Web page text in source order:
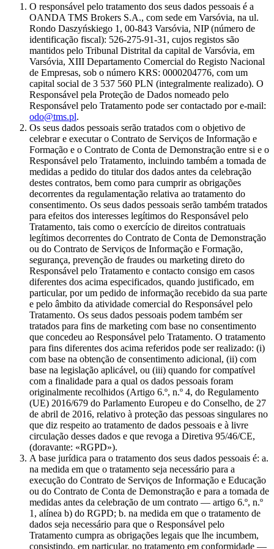
O responsável pelo tratamento dos seus dados pessoais é a
OANDA TMS Brokers S.A., com sede em Varsóvia, na ul.
Rondo Daszyńskiego 1, 00-843 Varsóvia, NIP (número de
identificação fiscal): 526-275-91-31, cujos registos são
mantidos pelo Tribunal Distrital da capital de Varsóvia, em
Varsóvia, XIII Departamento Comercial do Registo Nacional
de Empresas, sob o número KRS: 0000204776, com um
capital social de 3 537 560 PLN (integralmente realizado). O
Responsável pela Proteção de Dados nomeado pelo
Responsável pelo Tratamento pode ser contactado por e-mail:
odo@tms.pl.
Os seus dados pessoais serão tratados com o objetivo de
celebrar e executar o Contrato de Serviços de Informação e
Formação e o Contrato de Conta de Demonstração entre si e o
Responsável pelo Tratamento, incluindo também a tomada de
medidas a pedido do titular dos dados antes da celebração
destes contratos, bem como para cumprir as obrigações
decorrentes da regulamentação relativa ao tratamento do
consentimento. Os seus dados pessoais serão também tratados
para efeitos dos interesses legítimos do Responsável pelo
Tratamento, tais como o exercício de direitos contratuais
legítimos decorrentes do Contrato de Conta de Demonstração
ou do Contrato de Serviços de Informação e Formação,
segurança, prevenção de fraudes ou marketing direto do
Responsável pelo Tratamento e contacto consigo em casos
diferentes dos acima especificados, quando justificado, em
particular, por um pedido de informação recebido da sua parte
e pelo âmbito da atividade comercial do Responsável pelo
Tratamento. Os seus dados pessoais podem também ser
tratados para fins de marketing com base no consentimento
que concedeu ao Responsável pelo Tratamento. O tratamento
para fins diferentes dos acima referidos pode ser realizado: (i)
com base na obtenção de consentimento adicional, (ii) com
base na legislação aplicável, ou (iii) quando for compatível
com a finalidade para a qual os dados pessoais foram
originalmente recolhidos (Artigo 6.º, n.º 4, do Regulamento
(UE) 2016/679 do Parlamento Europeu e do Conselho, de 27
de abril de 2016, relativo à proteção das pessoas singulares no
que diz respeito ao tratamento de dados pessoais e à livre
circulação desses dados e que revoga a Diretiva 95/46/CE,
(doravante: «RGPD»).
A base jurídica para o tratamento dos seus dados pessoais é: a.
na medida em que o tratamento seja necessário para a
execução do Contrato de Serviços de Informação e Educação
ou do Contrato de Conta de Demonstração e para a tomada de
medidas antes da celebração de um contrato — artigo 6.º, n.º
1, alínea b) do RGPD; b. na medida em que o tratamento de
dados seja necessário para que o Responsável pelo
Tratamento cumpra as obrigações legais que lhe incumbem,
consistindo, em particular, no tratamento em conformidade —